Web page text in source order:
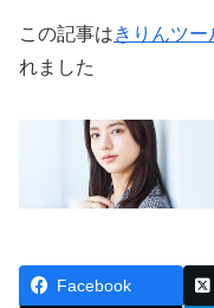
この記事はきりんツー
れました
Facebook